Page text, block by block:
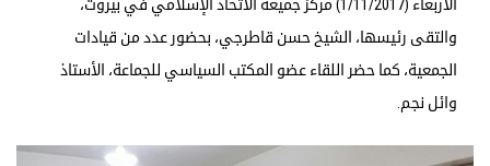
الاربعاء (1/11/2017) مركز جميعة الاتحاد الإسلامي في بيروت،
والتقى رئيسها، الشيخ حسن قاطرجي، بحضور عدد من قيادات
الجمعية، كما حضر اللقاء عضو المكتب السياسي للجماعة، الأستاذ
وائل نجم.